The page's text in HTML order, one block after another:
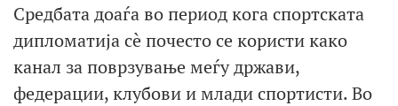
Средбата доаѓа во период кога спортската
дипломатија сè почесто се користи како
канал за поврзување меѓу држави,
федерации, клубови и млади спортисти. Во